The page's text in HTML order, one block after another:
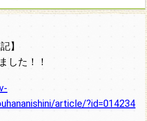
】
した！！
article/?id=014234